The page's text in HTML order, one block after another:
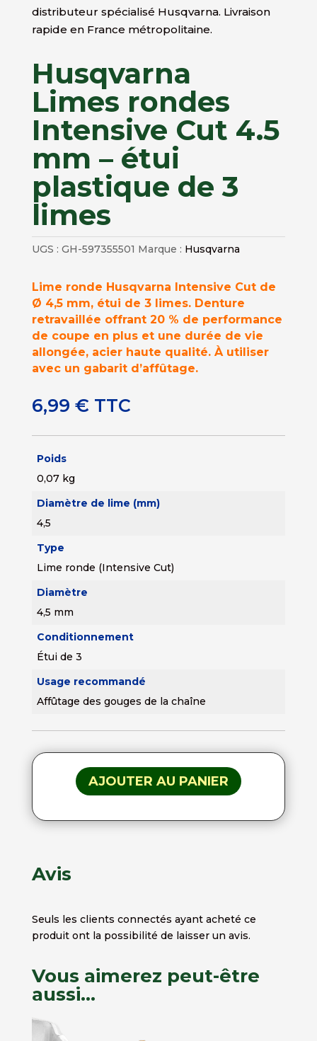
distributeur spécialisé Husqvarna. Livraison
rapide en France métropolitaine.
Husqvarna
Limes rondes
Intensive Cut 4.5
mm – étui
plastique de 3
limes
UGS : GH-597355501 Marque : Husqvarna
Lime ronde Husqvarna Intensive Cut de
Ø 4,5 mm, étui de 3 limes. Denture
retravaillée offrant 20 % de performance
de coupe en plus et une durée de vie
allongée, acier haute qualité. À utiliser
avec un gabarit d’affûtage.
6,99 € TTC
Poids
0,07 kg
Diamètre de lime (mm)
4,5
Type
Lime ronde (Intensive Cut)
Diamètre
4,5 mm
Conditionnement
Étui de 3
Usage recommandé
Affûtage des gouges de la chaîne
AJOUTER AU PANIER
Avis
Seuls les clients connectés ayant acheté ce
produit ont la possibilité de laisser un avis.
Vous aimerez peut-être
aussi…